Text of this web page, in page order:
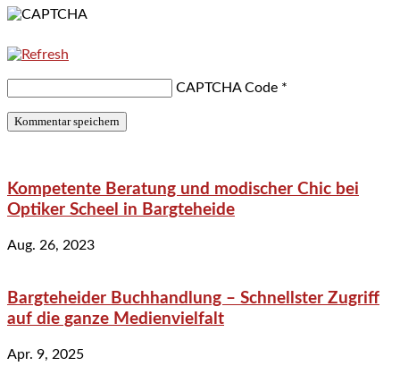
CAPTCHA Code *
Kompetente Beratung und modischer Chic bei
Optiker Scheel in Bargteheide
Aug. 26, 2023
Bargteheider Buchhandlung – Schnellster Zugriff
auf die ganze Medienvielfalt
Apr. 9, 2025